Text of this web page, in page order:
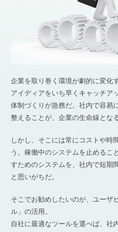
企業を取り巻く環境が劇的に変化
アイディアをいち早くキャッチア
体制づくりが急務だ。社内で容易
整えることが、企業の生命線とな
しかし、そこには常にコストや時
う。稼働中のシステムを止めるこ
すためのシステムを、社内で短期
と思いがちだ。
そこでお勧めしたいのが、ユーザ
ル」の活用。
自社に最適なツールを選べば、社